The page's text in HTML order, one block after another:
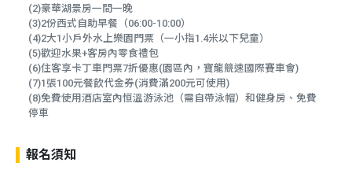
(2)豪華湖景房一間一晚
(3)2份西式自助早餐（06:00-10:00）
(4)2大1小戶外水上樂園門票（一小指1.4米以下兒童）
(5)歡迎水果+客房內零食禮包
(6)住客享卡丁車門票7折優惠(園區內，寶龍競速國際賽車會)
(7)1張100元餐飲代金券(消費滿200元可使用)
(8)免費使用酒店室內恒溫游泳池（需自帶泳帽）和健身房、免費
停車
報名須知